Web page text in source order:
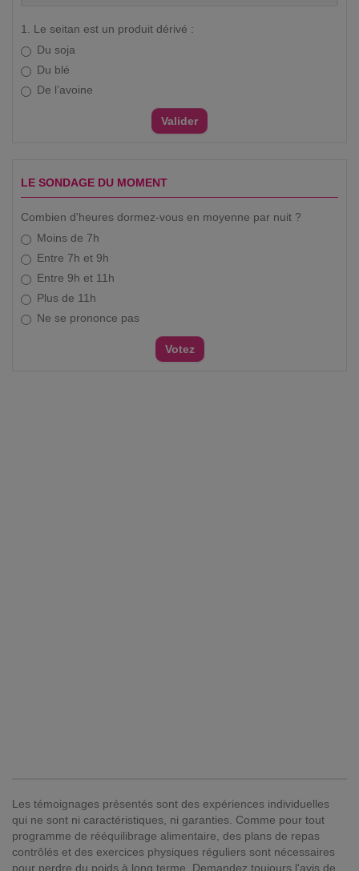
1. Le seitan est un produit dérivé :
Du soja
Du blé
De l’avoine
LE SONDAGE DU MOMENT
Combien d'heures dormez-vous en moyenne par nuit ?
Moins de 7h
Entre 7h et 9h
Entre 9h et 11h
Plus de 11h
Ne se prononce pas
Les témoignages présentés sont des expériences individuelles
qui ne sont ni caractéristiques, ni garanties. Comme pour tout
programme de rééquilibrage alimentaire, des plans de repas
contrôlés et des exercices physiques réguliers sont nécessaires
pour perdre du poids à long terme. Demandez toujours l'avis de